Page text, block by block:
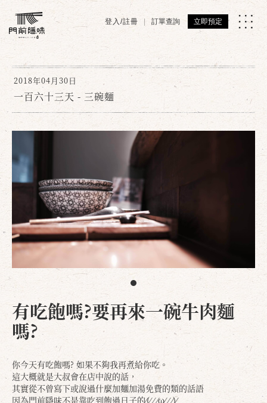
登入/註冊 訂單查詢 立即預定
2018年04月30日
一百六十三天 - 三碗麵
有吃飽嗎?要再來一碗牛肉麵
嗎?
你今天有吃飽嗎? 如果不夠我再煮給你吃。
這大概就是大叔會在店中說的話，
其實從不曾寫下或說過什麼加麵加湯免費的類的話語
因為門前隱味不是靠吃到飽過日子的⁄(⁄ ⁄ ⁄ω⁄ ⁄ ⁄)⁄